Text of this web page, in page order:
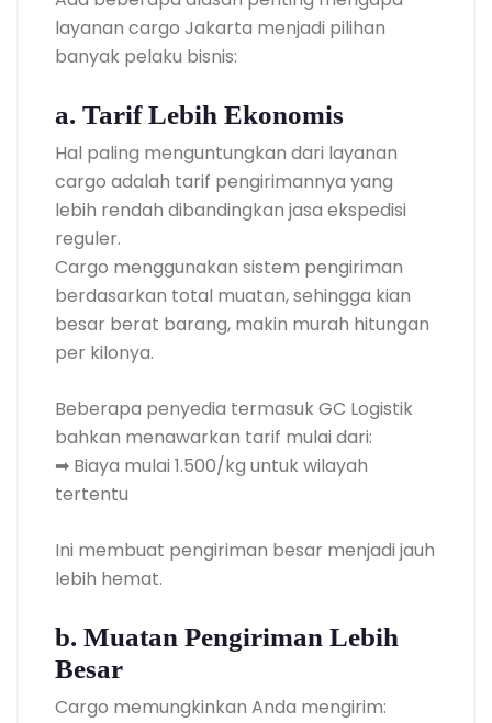
layanan cargo Jakarta menjadi pilihan
banyak pelaku bisnis:
a. Tarif Lebih Ekonomis
Hal paling menguntungkan dari layanan
cargo adalah tarif pengirimannya yang
lebih rendah dibandingkan jasa ekspedisi
reguler.
Cargo menggunakan sistem pengiriman
berdasarkan total muatan, sehingga kian
besar berat barang, makin murah hitungan
per kilonya.
Beberapa penyedia termasuk GC Logistik
bahkan menawarkan tarif mulai dari:
➡ Biaya mulai 1.500/kg untuk wilayah
tertentu
Ini membuat pengiriman besar menjadi jauh
lebih hemat.
b. Muatan Pengiriman Lebih
Besar
Cargo memungkinkan Anda mengirim: